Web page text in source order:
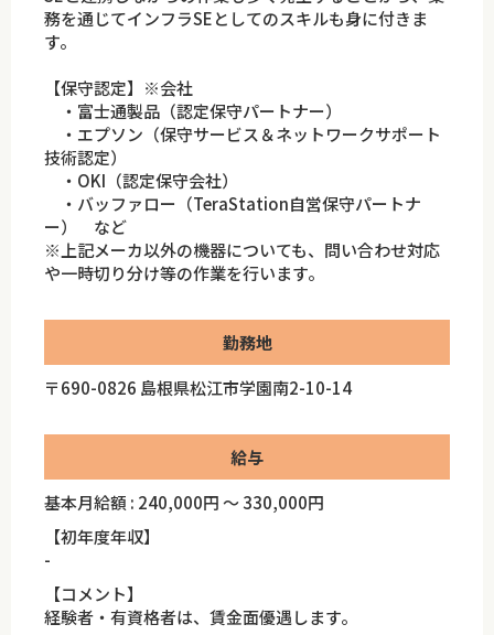
務を通じてインフラSEとしてのスキルも身に付きま
す。
【保守認定】※会社
・富士通製品（認定保守パートナー）
・エプソン（保守サービス＆ネットワークサポート
技術認定）
・OKI（認定保守会社）
・バッファロー（TeraStation自営保守パートナ
ー） など
※上記メーカ以外の機器についても、問い合わせ対応
や一時切り分け等の作業を行います。
勤務地
〒690-0826 島根県松江市学園南2-10-14
給与
基本月給額 : 240,000円 ～ 330,000円
【初年度年収】
-
【コメント】
経験者・有資格者は、賃金面優遇します。